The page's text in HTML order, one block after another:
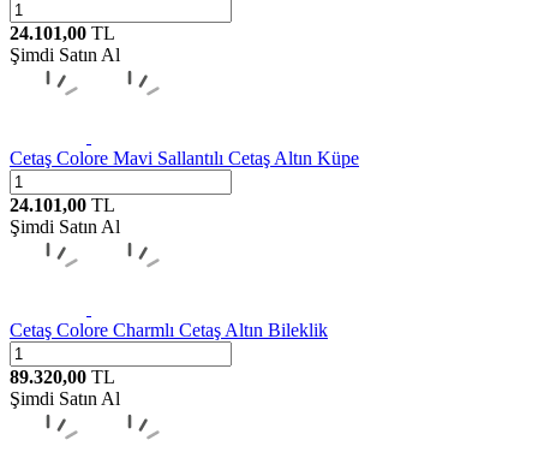
24.101,00 TL
Şimdi Satın Al
Cetaş Colore Mavi Sallantılı Cetaş Altın Küpe
24.101,00 TL
Şimdi Satın Al
Cetaş Colore Charmlı Cetaş Altın Bileklik
89.320,00 TL
Şimdi Satın Al